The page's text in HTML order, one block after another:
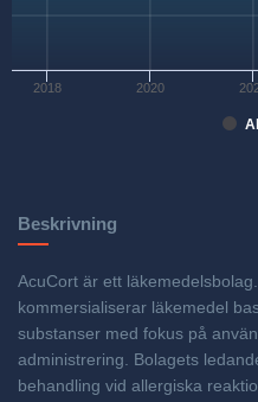
2018 2020
Beskrivning
AcuCort är ett
kommersialiserar läkemedel
substanser med fokus på
administrering. Bolagets
behandling vid allergiska